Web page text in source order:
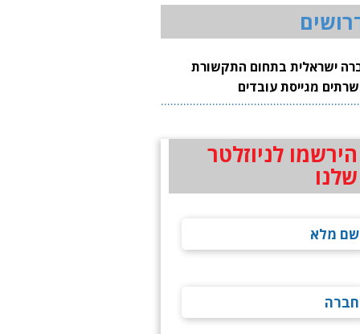
ישראלית בתחום התקשורת
מגייסת עובדים
הירשמו לניוזלטר
שלנו